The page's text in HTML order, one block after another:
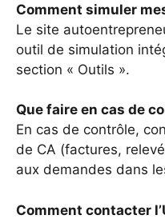
Comment simuler
Le site
outil de simulation
section « Outils ».
Que faire en cas de
En cas de contrôle,
de CA (factures,
aux demandes dans
Comment contacter